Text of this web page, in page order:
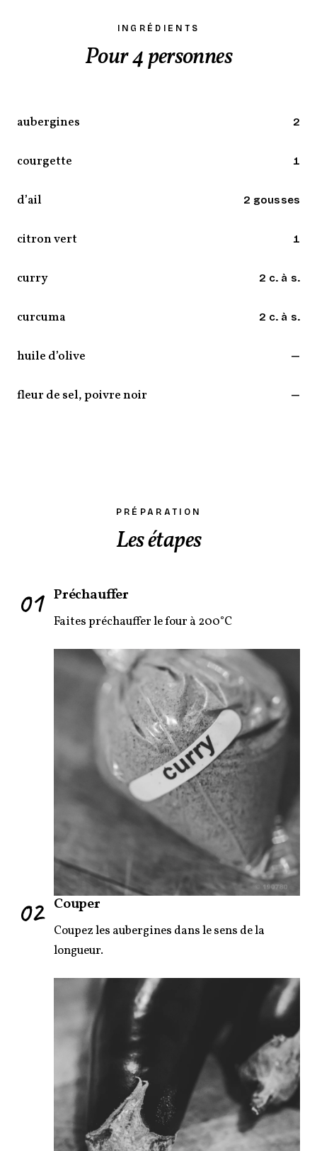
INGRÉDIENTS
Pour 4 personnes
aubergines 2
courgette 1
d’ail 2 gousses
citron vert 1
curry 2 c. à s.
curcuma 2 c. à s.
huile d’olive —
fleur de sel, poivre noir —
PRÉPARATION
Les étapes
01 Préchauffer
Faites préchauffer le four à 200°C
02 Couper
Coupez les aubergines dans le sens de la
longueur.